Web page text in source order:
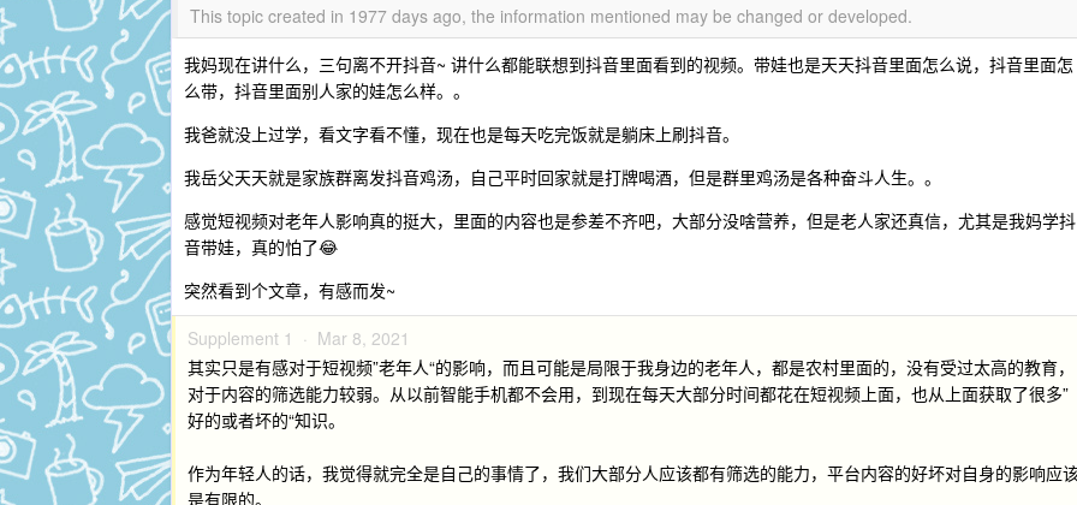
This topic created in 1977 days ago, the information mentioned may be changed or developed.
我妈现在讲什么，三句离不开抖音~ 讲什么都能联想到抖音里面看到的视频。带娃也是天天抖音里面怎么说，抖音里面怎
么带，抖音里面别人家的娃怎么样。。
我爸就没上过学，看文字看不懂，现在也是每天吃完饭就是躺床上刷抖音。
我岳父天天就是家族群离发抖音鸡汤，自己平时回家就是打牌喝酒，但是群里鸡汤是各种奋斗人生。。
感觉短视频对老年人影响真的挺大，里面的内容也是参差不齐吧，大部分没啥营养，但是老人家还真信，尤其是我妈学抖
音带娃，真的怕了😂
突然看到个文章，有感而发~
Supplement 1 · Mar 8, 2021
其实只是有感对于短视频”老年人“的影响，而且可能是局限于我身边的老年人，都是农村里面的，没有受过太高的教育，
对于内容的筛选能力较弱。从以前智能手机都不会用，到现在每天大部分时间都花在短视频上面，也从上面获取了很多”
好的或者坏的“知识。
作为年轻人的话，我觉得就完全是自己的事情了，我们大部分人应该都有筛选的能力，平台内容的好坏对自身的影响应
是有限的。